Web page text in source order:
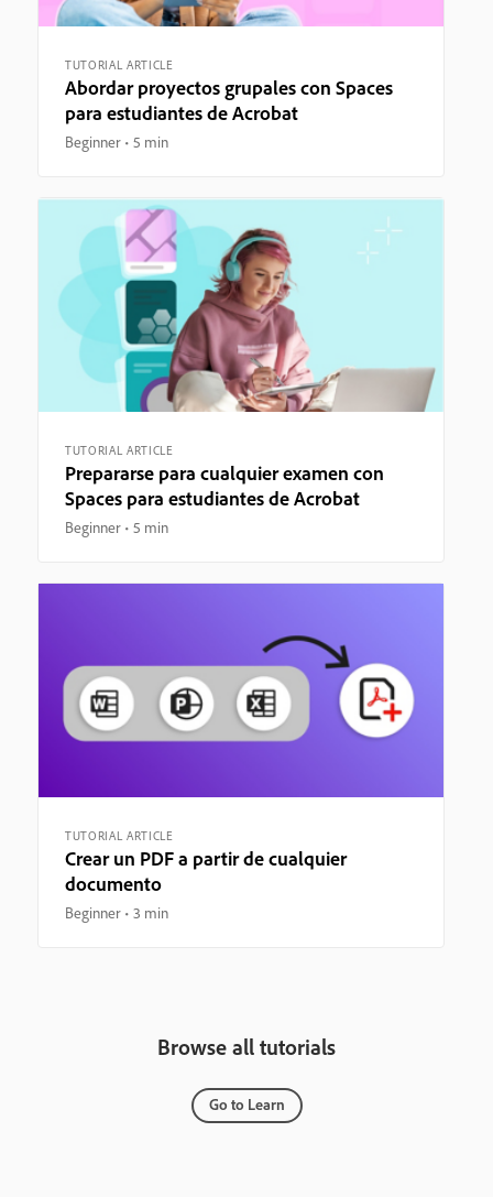
TUTORIAL ARTICLE
Abordar proyectos grupales con Spaces
para estudiantes de Acrobat
Beginner 5 min
TUTORIAL ARTICLE
Prepararse para cualquier examen con
Spaces para estudiantes de Acrobat
Beginner 5 min
TUTORIAL ARTICLE
Crear un PDF a partir de cualquier
documento
Beginner 3 min
Browse all tutorials
Go to Learn